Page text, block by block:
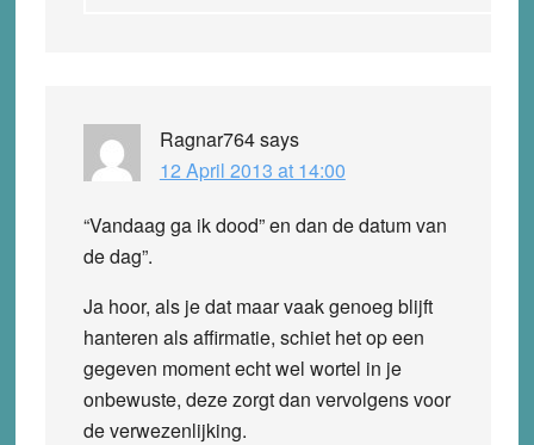
Ragnar764says
12 April 2013 at 14:00
“Vandaag ga ik dood” en dan de datum van
de dag”.
Ja hoor, als je dat maar vaak genoeg blijft
hanteren als affirmatie, schiet het op een
gegeven moment echt wel wortel in je
onbewuste, deze zorgt dan vervolgens voor
de verwezenlijking.